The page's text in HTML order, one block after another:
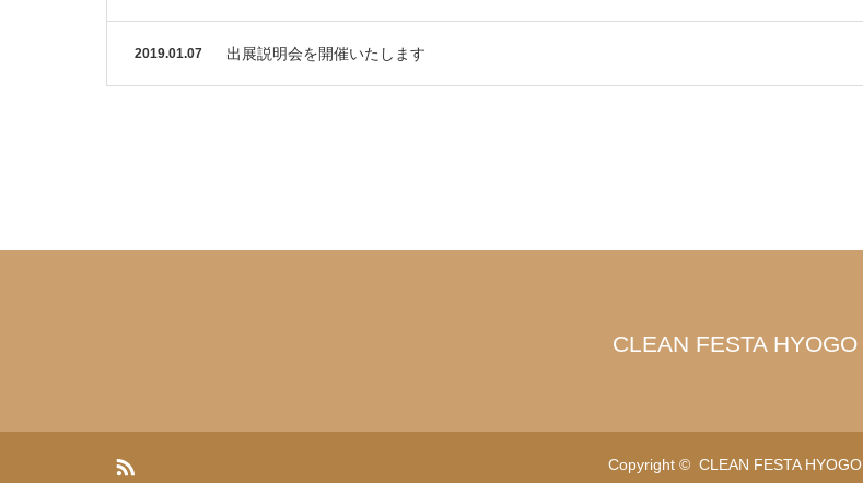
2019.01.07 出展説明会を開催いたします
CLEAN FESTA HYOGO
Copyright © CLEAN FESTA HYOGO